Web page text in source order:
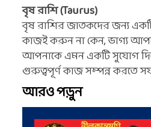
বৃষ রাশি (Taurus)
বৃষ রাশির জাতকদের জন্য
কাজই করুন না কেন, ভাগ্য
আপনাকে এমন একটি সুযোগ
গুরুত্বপূর্ণ কাজ সম্পন্ন করতে
আরও পড়ুন